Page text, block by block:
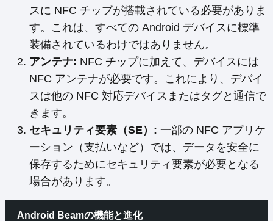
スに NFC チップが搭載されている必要がありま
す。これは、すべての Android デバイスに標準
装備されているわけではありません。
アンテナ: NFC チップに加えて、デバイスには
NFC アンテナが必要です。これにより、デバイ
スは他の NFC 対応デバイスまたはタグと通信で
きます。
セキュリティ要素（SE）: 一部の NFC アプリケ
ーション（支払いなど）では、データを安全に
保存するためにセキュリティ要素が必要となる
場合があります。
Android Beamの機能と進化